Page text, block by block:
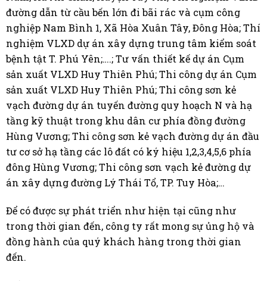
đường dẫn từ cầu bến lớn đi bãi rác và cụm công
nghiệp Nam Bình 1, Xã Hòa Xuân Tây, Đông Hòa; Thí
nghiệm VLXD dự án xây dựng trung tâm kiểm soát
bệnh tật T. Phú Yên;….; Tư vấn thiết kế dự án Cụm
sản xuất VLXD Huy Thiên Phú; Thi công dự án Cụm
sản xuất VLXD Huy Thiên Phú; Thi công sơn kẻ
vạch đường dự án tuyến đường quy hoạch N và hạ
tầng kỹ thuật trong khu dân cư phía đồng đường
Hùng Vương; Thi công sơn kẻ vạch đường dự án đầu
tư cơ sở hạ tầng các lô đất có ký hiệu 1,2,3,4,5,6 phía
đông Hùng Vương; Thi công sơn vạch kẻ đường dự
án xây dựng đường Lý Thái Tổ, TP. Tuy Hòa;…
Để có được sự phát triển như hiện tại cũng như
trong thời gian đến, công ty rất mong sự ủng hộ và
đồng hành của quý khách hàng trong thời gian
đến.